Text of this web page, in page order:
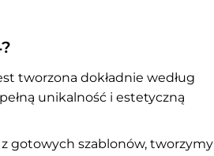
tworzona dokładnie według
unikalność i estetyczną
gotowych szablonów, tworzymy